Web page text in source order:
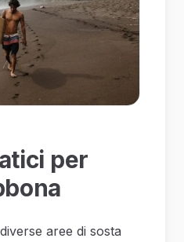
per
aree di sosta